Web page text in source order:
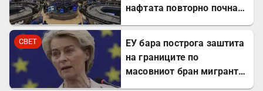
нафтата повторно почна
СВЕТ
ЕУ бара построга заштита
на границите по
масовниот бран мигранти